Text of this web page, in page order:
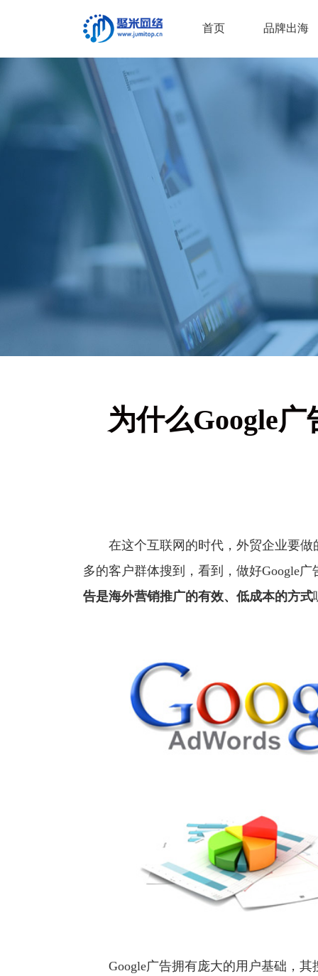
首页 品牌出海
为什么Google
在这个互联网的时代，外贸企业要做
多的客户群体搜到，看到，做好Google广
告是海外营销推广的有效、低成本的方式
Google广告拥有庞大的用户基础，其